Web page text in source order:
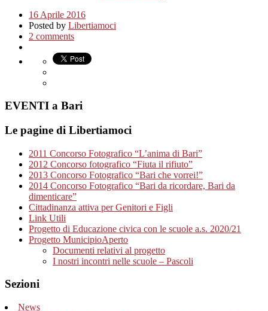
16 Aprile 2016
Posted by Libertiamoci
2 comments
EVENTI a Bari
Le pagine di Libertiamoci
2011 Concorso Fotografico “L’anima di Bari”
2012 Concorso fotografico “Fiuta il rifiuto”
2013 Concorso Fotografico “Bari che vorrei!”
2014 Concorso Fotografico “Bari da ricordare, Bari da
dimenticare”
Cittadinanza attiva per Genitori e Figli
Link Utili
Progetto di Educazione civica con le scuole a.s. 2020/21
Progetto MunicipioAperto
Documenti relativi al progetto
I nostri incontri nelle scuole – Pascoli
Sezioni
News